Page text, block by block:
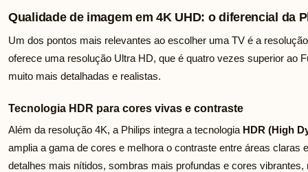
Qualidade de imagem em 4K UHD: o diferencial da
Um dos pontos mais relevantes ao escolher uma TV é a
oferece uma resolução Ultra HD, que é quatro vezes superior ao
muito mais detalhadas e realistas.
Tecnologia HDR para cores vivas e contraste
Além da resolução 4K, a Philips integra a tecnologia HDR (High
amplia a gama de cores e melhora o contraste entre áreas claras
detalhes mais nítidos, sombras mais profundas e cores